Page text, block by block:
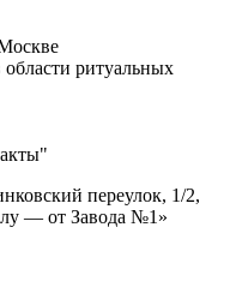
ритуальных
переулок, 1/2,
— от Завода №1»